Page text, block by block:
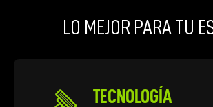
LO MEJOR PARA TU
TECNOLOGÍA